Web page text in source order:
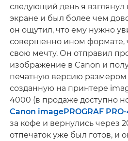
следующий день я
экране и был более чем
он ощутил, что ему нужно
совершенно ином формате,
свою мечту. Он отправил
изображение в Canon и
печатную версию размером
созданную на принтере
4000 (в продаже доступно
Canon imagePROGRAF PRO-
за кофе и вернулись через
отпечаток уже был готов, и